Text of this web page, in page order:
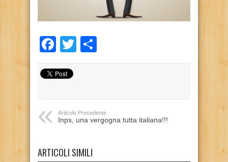
Facebook
Twitter
Articolo Precedente
Inps, una vergogna tutta italiana!!!
ARTICOLI SIMILI